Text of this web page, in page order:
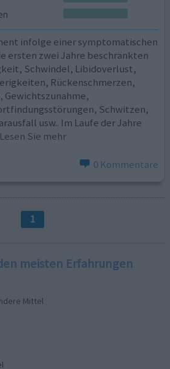
infolge einer symptomatischen
ersten zwei Jahre beschränkten
Schwindel, Libidoverlust,
Rückenschmerzen,
Schwitzen,
usw.. Im Laufe der Jahre
Lesen Sie mehr
0 Kommentare
1
meisten Erfahrungen
Mittel